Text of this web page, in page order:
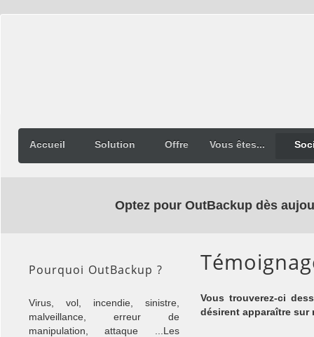
Accueil Solution Offre Vous êtes...
Optez pour OutBackup dès
Vous trouverez-ci
désirent apparaître sur
Pourquoi OutBackup ?
Virus, vol, incendie, sinistre,
malveillance, erreur de
manipulation, attaque ...Les